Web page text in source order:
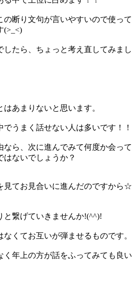
の断り文句が言いやすいので使って
(>_<)
したら、ちょっと考え直してみまし
あまりないと思います。
うまく話せない人は多いです！！
なら、次に進んでみて何度か会って
ないでしょうか？
見てお見合いに進んだのですから☆
と繋げていきませんか!(^^)!
くてお互いが弾ませるものです。
く年上の方が話をふってみても良い